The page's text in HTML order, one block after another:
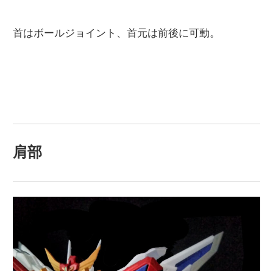
首はボールジョイント、首元は前後に可動。
肩部